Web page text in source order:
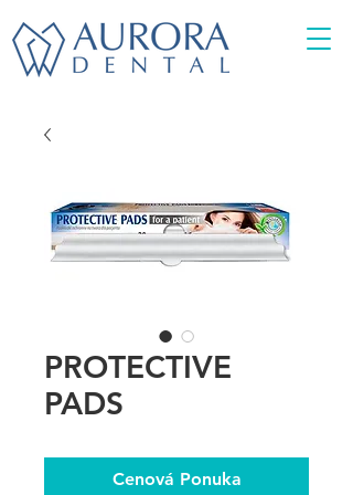
PROTECTIVE
PADS
Cenová Ponuka